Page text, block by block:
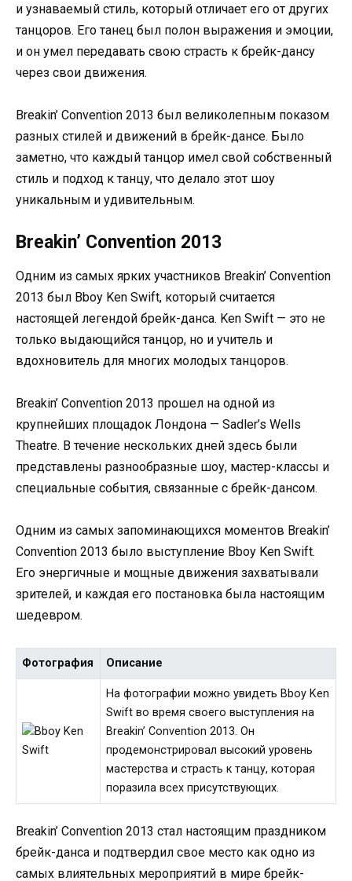
и узнаваемый стиль, который отличает его от других
танцоров. Его танец был полон выражения и эмоции,
и он умел передавать свою страсть к брейк-дансу
через свои движения.
Breakin’ Convention 2013 был великолепным показом
разных стилей и движений в брейк-дансе. Было
заметно, что каждый танцор имел свой собственный
стиль и подход к танцу, что делало этот шоу
уникальным и удивительным.
Breakin’ Convention 2013
Одним из самых ярких участников Breakin’ Convention
2013 был Bboy Ken Swift, который считается
настоящей легендой брейк-данса. Ken Swift — это не
только выдающийся танцор, но и учитель и
вдохновитель для многих молодых танцоров.
Breakin’ Convention 2013 прошел на одной из
крупнейших площадок Лондона — Sadler’s Wells
Theatre. В течение нескольких дней здесь были
представлены разнообразные шоу, мастер-классы и
специальные события, связанные с брейк-дансом.
Одним из самых запоминающихся моментов Breakin’
Convention 2013 было выступление Bboy Ken Swift.
Его энергичные и мощные движения захватывали
зрителей, и каждая его постановка была настоящим
шедевром.
Фотография Описание
На фотографии можно увидеть Bboy Ken
Swift во время своего выступления на
Breakin’ Convention 2013. Он
продемонстрировал высокий уровень
мастерства и страсть к танцу, которая
поразила всех присутствующих.
Breakin’ Convention 2013 стал настоящим праздником
брейк-данса и подтвердил свое место как одно из
самых влиятельных мероприятий в мире брейк-